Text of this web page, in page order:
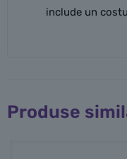
include un
Produse